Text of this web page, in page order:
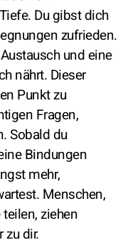
Du gibst dich
zufrieden.
und eine
nährt. Dieser
Punkt zu
Fragen,
Sobald du
Bindungen
mehr,
Menschen,
ziehen
zu dir.